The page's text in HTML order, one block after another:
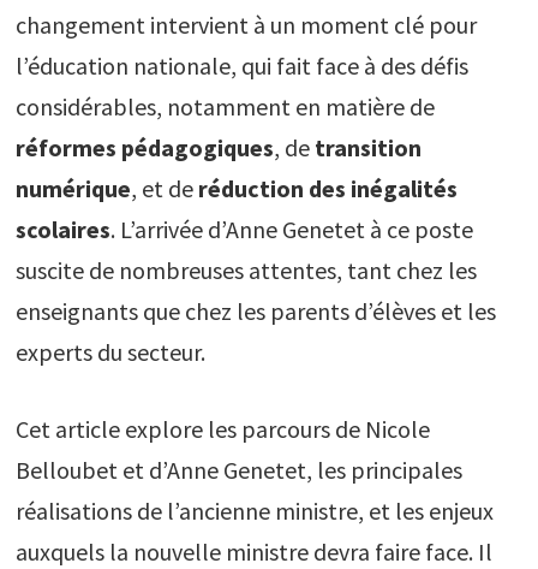
changement intervient à un moment clé pour
l’éducation nationale, qui fait face à des défis
considérables, notamment en matière de
réformes pédagogiques, de transition
numérique, et de réduction des inégalités
scolaires. L’arrivée d’Anne Genetet à ce poste
suscite de nombreuses attentes, tant chez les
enseignants que chez les parents d’élèves et les
experts du secteur.
Cet article explore les parcours de Nicole
Belloubet et d’Anne Genetet, les principales
réalisations de l’ancienne ministre, et les enjeux
auxquels la nouvelle ministre devra faire face. Il